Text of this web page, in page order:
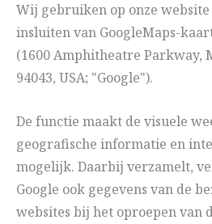
Wij gebruiken op onze
insluiten van GoogleMaps-
(1600 Amphitheatre Parkway,
94043, USA; "Google").
De functie maakt de visuele
geografische informatie en
mogelijk. Daarbij verzamelt,
Google ook gegevens van de
websites bij het oproepen van